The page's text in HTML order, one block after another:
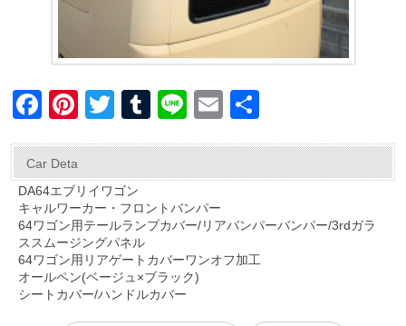
F
c
e
b
o
o
k
Pi
er
e
st
T
tt
er
T
m
bl
r
Li
e
E
ail
Car Deta
DA64エブリイワゴン
キャルワーカー・フロントバンパー
64ワゴン用テールランプカバー/リアバンパーバンパー/3rdガラ
ススムージングパネル
64ワゴン用リアゲートカバーワンオフ加工
オールペン(ベージュ×ブラック)
シートカバー/ハンドルカバー